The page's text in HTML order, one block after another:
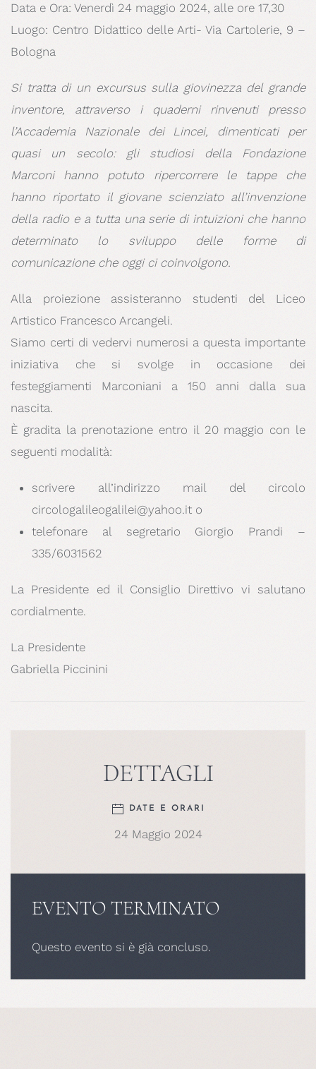
Data e Ora: Venerdì 24 maggio 2024, alle ore 17,30
Luogo: Centro Didattico delle Arti- Via Cartolerie, 9 –
Bologna
Si tratta di un excursus sulla giovinezza del grande
inventore, attraverso i quaderni rinvenuti presso
l’Accademia Nazionale dei Lincei, dimenticati per
quasi un secolo: gli studiosi della Fondazione
Marconi hanno potuto ripercorrere le tappe che
hanno riportato il giovane scienziato all’invenzione
della radio e a tutta una serie di intuizioni che hanno
determinato lo sviluppo delle forme di
comunicazione che oggi ci coinvolgono.
Alla proiezione assisteranno studenti del Liceo
Artistico Francesco Arcangeli.
Siamo certi di vedervi numerosi a questa importante
iniziativa che si svolge in occasione dei
festeggiamenti Marconiani a 150 anni dalla sua
nascita.
È gradita la prenotazione entro il 20 maggio con le
seguenti modalità:
scrivere all’indirizzo mail del circolo
circologalileogalilei@yahoo.it o
telefonare al segretario Giorgio Prandi –
335/6031562
La Presidente ed il Consiglio Direttivo vi salutano
cordialmente.
La Presidente
Gabriella Piccinini
DETTAGLI
DATE E ORARI
24 Maggio 2024
EVENTO TERMINATO
Questo evento si è già concluso.